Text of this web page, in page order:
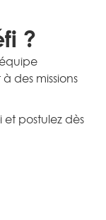
?
des missions
postulez dès